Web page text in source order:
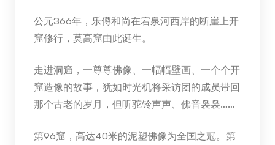
公元366年，乐僔和尚在宕泉河西岸的断崖上开
窟修行，莫高窟由此诞生。
走进洞窟，一尊尊佛像、一幅幅壁画、一个个开
窟造像的故事，犹如时光机将采访团的成员带回
那个古老的岁月，但听驼铃声声、佛音袅袅……
第96窟，高达40米的泥塑佛像为全国之冠。第